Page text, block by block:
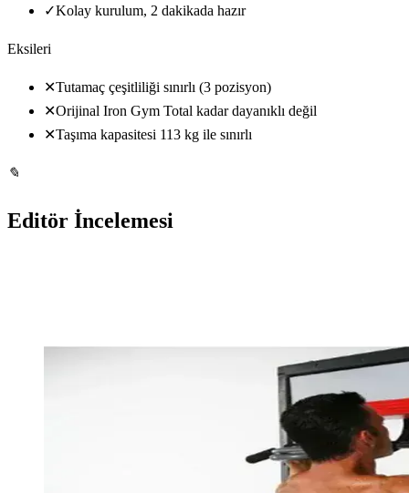
✓Kolay kurulum, 2 dakikada hazır
Eksileri
✕Tutamaç çeşitliliği sınırlı (3 pozisyon)
✕Orijinal Iron Gym Total kadar dayanıklı değil
✕Taşıma kapasitesi 113 kg ile sınırlı
✎
Editör İncelemesi